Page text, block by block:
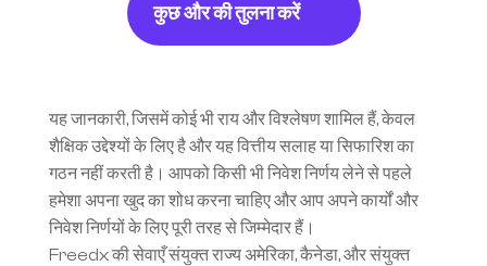
कुछ और की तुलना करें
यह जानकारी, जिसमें कोई भी राय और विश्लेषण शामिल हैं, केवल
शैक्षिक उद्देश्यों के लिए है और यह वित्तीय सलाह या सिफारिश का
गठन नहीं करती है। आपको किसी भी निवेश निर्णय लेने से पहले
हमेशा अपना खुद का शोध करना चाहिए और आप अपने कार्यों और
निवेश निर्णयों के लिए पूरी तरह से जिम्मेदार हैं।
Freedx की सेवाएँ संयुक्त राज्य अमेरिका, कैनेडा, और संयुक्त